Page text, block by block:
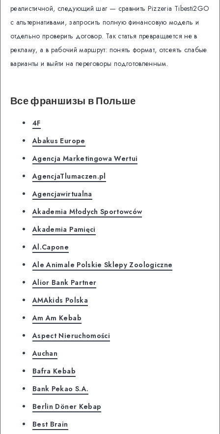
реалистичной, следующий шаг — сравнить Pizzeria Tibesti2GO
с альтернативами, запросить полную финансовую модель и
отдельно проверить договор. Так статья превращается не в
рекламу, а в рабочий маршрут: понять формат, отсеять слабые
варианты и выйти на переговоры подготовленным.
Все франшизы в Польше
4F
Abakus Europe
Agencja Marketingowa Wertui
AgencjaTlumaczen.pl
Agencjawirtualna
Akademia Młodych Sportowców
Akademia Pamięci
Al.Capone
Ale Animale Polskie Sklepy Zoologiczne
Alior Bank Partner
AMAkids Polska
Am Am Kebab
Aspect Nieruchomości
Auchan
Bafra Kebab
Bank Pekao S.A.
Berlin Döner Kebap
Best Brain